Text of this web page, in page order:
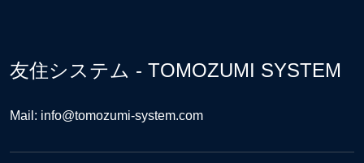
友住システム - TOMOZUMI SYSTEM
Mail: info@tomozumi-system.com